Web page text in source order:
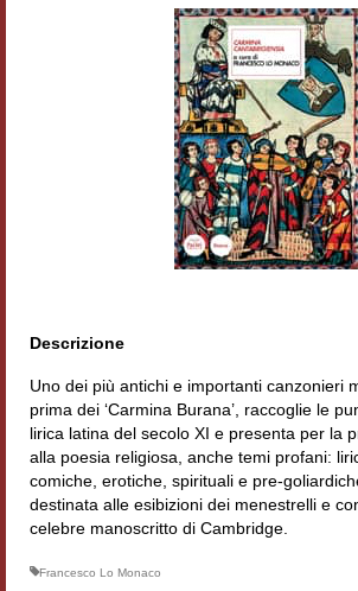
Cultura coreana
Koreanische Literatur und
Hagiographica Coreana
Cultura medioevale
Scrittori Latini dell’Europa
Corpus Rhythmorum Musicum
Comparatistica
Semicerchio
Filologia digitale
Lexicon
Descrizione
Uno dei più antichi e importanti canzonieri
prima dei ‘Carmina Burana’, raccoglie le
lirica latina del secolo XI e presenta per la
alla poesia religiosa, anche temi profani:
comiche, erotiche, spirituali e pre-
destinata alle esibizioni dei menestrelli e
celebre manoscritto di Cambridge.
Francesco Lo Monaco